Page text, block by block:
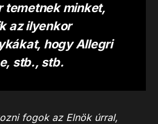
temetnek minket,
az ilyenkor
hogy Allegri
stb., stb.
fogok az Elnök úrral,